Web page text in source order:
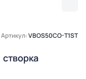
Артикул:VBOS50CO-T1ST